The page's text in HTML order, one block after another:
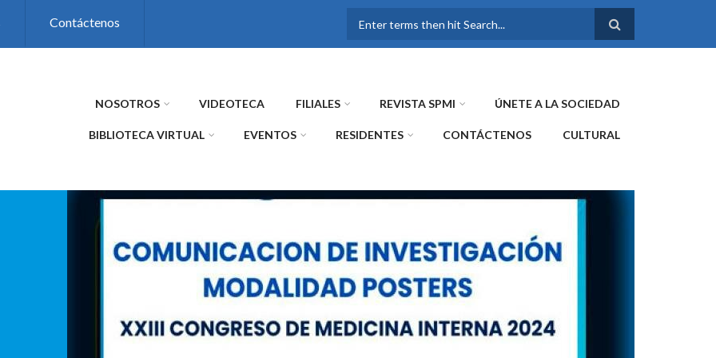
Contáctenos
FORMULARIO DE
NOSOTROS VIDEOTECA FILIALES REVISTA SPMI ÚNETE A LA SOCIEDAD
BIBLIOTECA VIRTUAL EVENTOS RESIDENTES CONTÁCTENOS CULTURAL